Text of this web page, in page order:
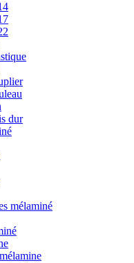
dur
mélaminé